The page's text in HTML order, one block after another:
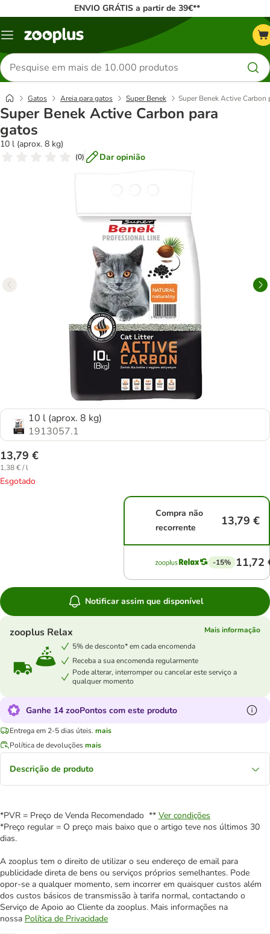
ENVIO GRÁTIS a partir de 39€**
Menu
Pesquisar
produtos
Gatos Areia para gatos Super Benek Super Benek Active Carbon
Super Benek Active Carbon para
gatos
10 l (aprox. 8 kg)
(0) Dar opinião
10 l (aprox. 8 kg)
1913057.1
13,79 €
1,38 € / l
Esgotado
Compra não
recorrente
13,79 €
-15% 11,72
Notificar assim que disponível
zooplus Relax
Mais informação
5% de desconto* em cada encomenda
Receba a sua encomenda regularmente
Pode alterar, interromper ou cancelar este serviço a
qualquer momento
Ganhe 14 zooPontos com este produto
Entrega em 2-5 dias úteis. mais
Política de devoluçõesmais
Descrição de produto
*PVR = Preço de Venda Recomendado ** Ver condições
*Preço regular = O preço mais baixo que o artigo teve nos últimos 30
dias.
A zooplus tem o direito de utilizar o seu endereço de email para
publicidade direta de bens ou serviços próprios semelhantes. Pode
opor-se a qualquer momento, sem incorrer em quaisquer custos além
dos custos básicos de transmissão à tarifa normal, contactando o
Serviço de Apoio ao Cliente da zooplus. Mais informações na
nossa Política de Privacidade